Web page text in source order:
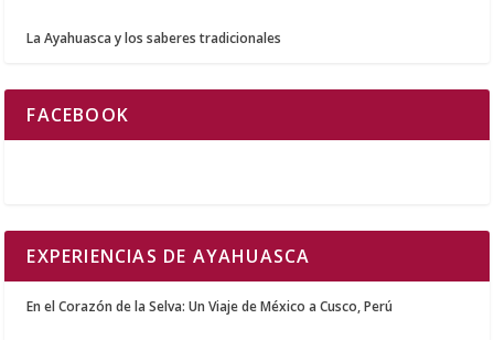
La Ayahuasca y los saberes tradicionales
FACEBOOK
EXPERIENCIAS DE AYAHUASCA
En el Corazón de la Selva: Un Viaje de México a Cusco, Perú